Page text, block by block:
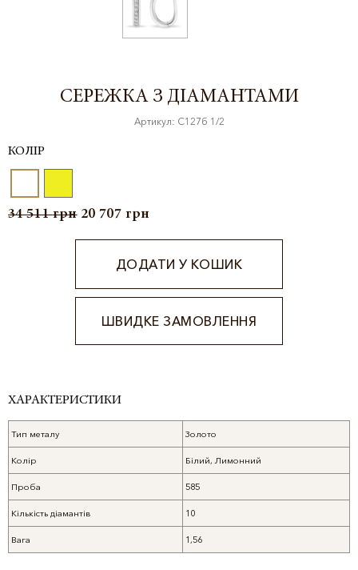
СЕРЕЖКА З ДІАМАНТАМИ
Артикул: С127б 1/2
КОЛІР
34 511грн 20 707 грн
ДОДАТИ У КОШИК
ШВИДКЕ ЗАМОВЛЕННЯ
ХАРАКТЕРИСТИКИ
Тип металу Золото
Колір Білий, Лимонний
Проба 585
Кількість діамантів 10
Вага 1,56